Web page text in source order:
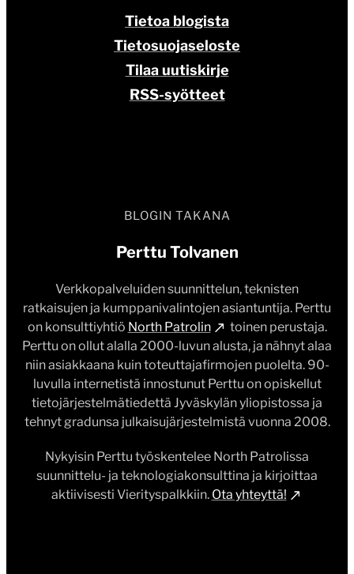
BLOGIN TAKANA
Perttu Tolvanen
Verkkopalveluiden suunnittelun, teknisten
ratkaisujen ja kumppanivalintojen asiantuntija. Perttu
on konsulttiyhtiö North Patrolin
toinen perustaja.
Perttu on ollut alalla 2000-luvun alusta, ja nähnyt alaa
niin asiakkaana kuin toteuttajafirmojen puolelta. 90-
luvulla internetistä innostunut Perttu on opiskellut
tietojärjestelmätiedettä Jyväskylän yliopistossa ja
tehnyt gradunsa julkaisujärjestelmistä vuonna 2008.
Nykyisin Perttu työskentelee North Patrolissa
suunnittelu- ja teknologiakonsulttina ja kirjoittaa
aktiivisesti Vierityspalkkiin. Ota yhteyttä!
Tietoa blogista
Tietosuojaseloste
Tilaa uutiskirje
RSS-syötteet